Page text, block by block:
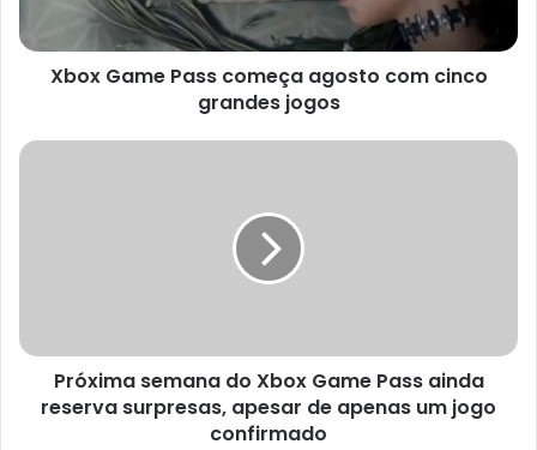
jogos
Xbox Game Pass começa agosto com cinco
grandes jogos
Próxima
surpresas,
apesarPróxima semana do Xbox Game Pass ainda
reserva surpresas, apesar de apenas um jogo
confirmado